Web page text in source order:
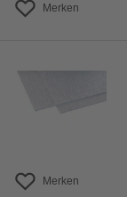
Merken
Merken